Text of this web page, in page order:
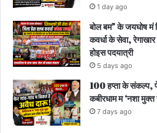
1 day ago
बोल बम” के जयघोष मं
कवर्धा के सेवा,
होइस पदयात्री
5 days ago
100 हप्ता के संकल्प,
कबीरधाम म ‘नशा
7 days ago